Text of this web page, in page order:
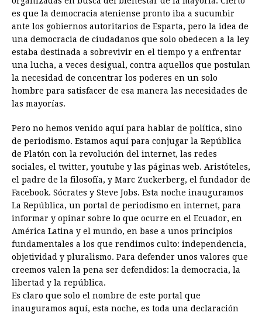
es que la democracia ateniense pronto iba a sucumbir
ante los gobiernos autoritarios de Esparta, pero la idea de
una democracia de ciudadanos que solo obedecen a la ley
estaba destinada a sobrevivir en el tiempo y a enfrentar
una lucha, a veces desigual, contra aquellos que postulan
la necesidad de concentrar los poderes en un solo
hombre para satisfacer de esa manera las necesidades de
las mayorías.
Pero no hemos venido aquí para hablar de política, sino
de periodismo. Estamos aquí para conjugar la República
de Platón con la revolución del internet, las redes
sociales, el twitter, youtube y las páginas web. Aristóteles,
el padre de la filosofía, y Marc Zuckerberg, el fundador de
Facebook. Sócrates y Steve Jobs. Esta noche inauguramos
La República, un portal de periodismo en internet, para
informar y opinar sobre lo que ocurre en el Ecuador, en
América Latina y el mundo, en base a unos principios
fundamentales a los que rendimos culto: independencia,
objetividad y pluralismo. Para defender unos valores que
creemos valen la pena ser defendidos: la democracia, la
libertad y la república.
Es claro que solo el nombre de este portal que
inauguramos aquí, esta noche, es toda una declaración